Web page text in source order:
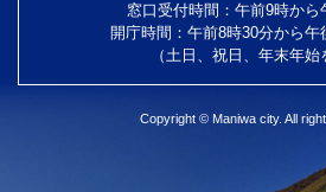
窓口受付時間：午前9時から
開庁時間：午前8時30分から午
（土日、祝日、年末年始
Copyright © Maniwa city. All